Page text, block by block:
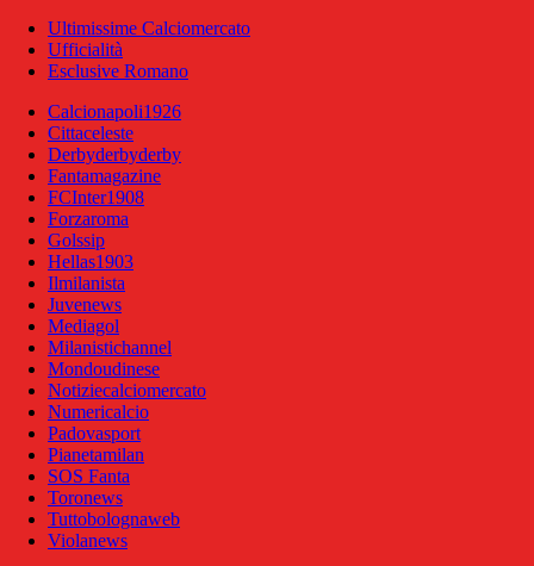
Ultimissime Calciomercato
Ufficialità
Esclusive Romano
Calcionapoli1926
Cittaceleste
Derbyderbyderby
Fantamagazine
FCInter1908
Forzaroma
Golssip
Hellas1903
Ilmilanista
Juvenews
Mediagol
Milanistichannel
Mondoudinese
Notiziecalciomercato
Numericalcio
Padovasport
Pianetamilan
SOS Fanta
Toronews
Tuttobolognaweb
Violanews